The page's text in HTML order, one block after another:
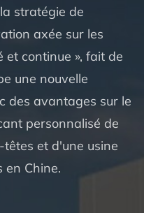
stratégie de
axée sur les
et continue », fait de
une nouvelle
des avantages sur le
personnalisé de
et d'une usine
en Chine.